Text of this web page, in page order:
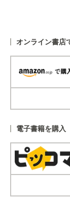
オンライン書店
電子書籍を購入